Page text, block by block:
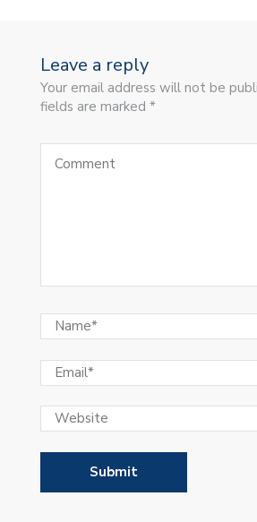
Leave a reply
Your email address will not be
fields are marked *